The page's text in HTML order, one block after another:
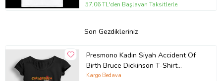
57,06 TL'den Başlayan Taksitlerle
Son Gezdikleriniz
Presmono Kadın Siyah Accident Of
Birth Bruce Dickinson T-Shirt
457278tt
Kargo Bedava